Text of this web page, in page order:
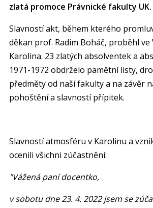
zlatá promoce Právnické fakulty UK.
Slavností akt, během kterého
děkan prof. Radim Boháč, proběhl ve
Karolina. 23 zlatých absolventek a
1971-1972 obdrželo pamětní listy,
předměty od naší fakulty a na závěr
pohoštění a slavností přípitek.
Slavností atmosféru v Karolinu a
ocenili všichni zúčastnění:
"Vážená paní docentko,
v sobotu dne 23. 4. 2022 jsem se